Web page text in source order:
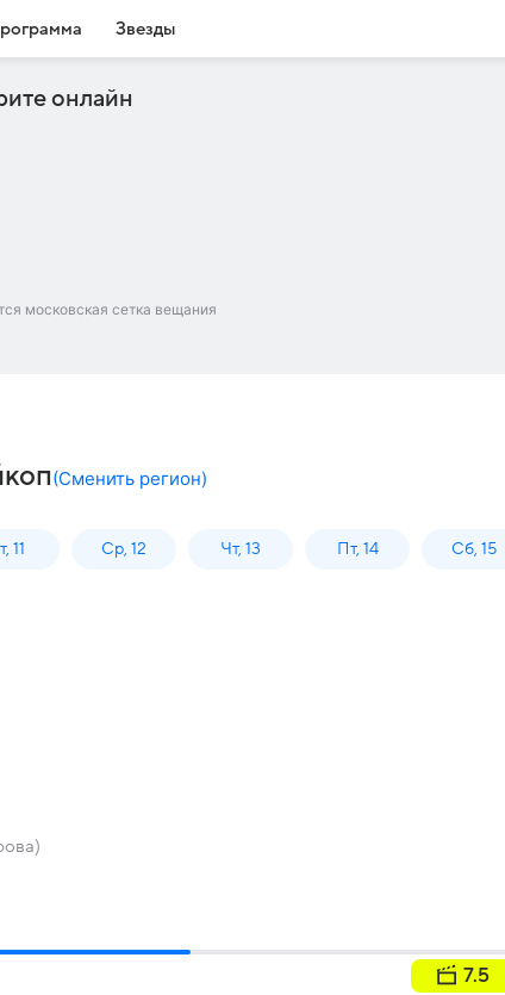
Звезды
онлайн
московская сетка вещания
(Сменить регион)
11 Ср, 12 Чт, 13 Пт, 14 Сб, 15
7.5